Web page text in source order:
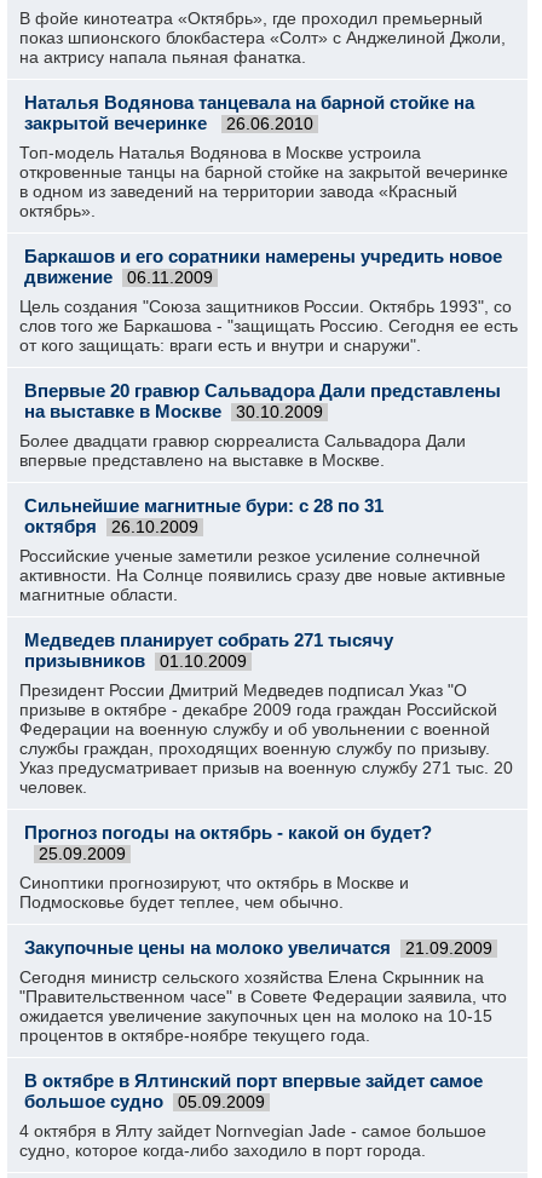
В фойе кинотеатра «Октябрь», где проходил премьерный
показ шпионского блокбастера «Солт» с Анджелиной Джоли,
на актрису напала пьяная фанатка.
Наталья Водянова танцевала на барной стойке на
закрытой вечеринке
26.06.2010
Топ-модель Наталья Водянова в Москве устроила
откровенные танцы на барной стойке на закрытой вечеринке
в одном из заведений на территории завода «Красный
октябрь».
Баркашов и его соратники намерены учредить новое
движение
06.11.2009
Цель создания "Союза защитников России. Октябрь 1993", со
слов того же Баркашова - "защищать Россию. Сегодня ее есть
от кого защищать: враги есть и внутри и снаружи".
Впервые 20 гравюр Сальвадора Дали представлены
на выставке в Москве
30.10.2009
Более двадцати гравюр сюрреалиста Сальвадора Дали
впервые представлено на выставке в Москве.
Сильнейшие магнитные бури: с 28 по 31
октября
26.10.2009
Российские ученые заметили резкое усиление солнечной
активности. На Солнце появились сразу две новые активные
магнитные области.
Медведев планирует собрать 271 тысячу
призывников
01.10.2009
Президент России Дмитрий Медведев подписал Указ "О
призыве в октябре - декабре 2009 года граждан Российской
Федерации на военную службу и об увольнении с военной
службы граждан, проходящих военную службу по призыву.
Указ предусматривает призыв на военную службу 271 тыс. 20
человек.
Прогноз погоды на октябрь - какой он будет?
25.09.2009
Синоптики прогнозируют, что октябрь в Москве и
Подмосковье будет теплее, чем обычно.
Закупочные цены на молоко увеличатся 21.09.2009
Сегодня министр сельского хозяйства Елена Скрынник на
"Правительственном часе" в Совете Федерации заявила, что
ожидается увеличение закупочных цен на молоко на 10-15
процентов в октябре-ноябре текущего года.
В октябре в Ялтинский порт впервые зайдет самое
большое судно
05.09.2009
4 октября в Ялту зайдет Nornvegian Jade - самое большое
судно, которое когда-либо заходило в порт города.